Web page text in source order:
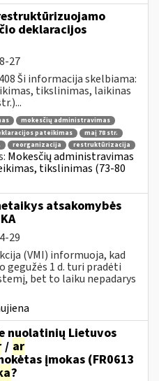
deklaracijos
27
Ši informacija skelbiama:
tikslinimas, laikinas
mokesčių administravimas
pateikimas
maį 78 str.
reorganizacija restruktūrizacija
Mokesčių administravimas
tikslinimas (73-80
atsakomybės
29
(VMI) informuoja, kad
gegužės 1 d. turi pradėti
bet to laiku nepadarys
nuolatinių Lietuvos
/ ar
įmokas (FR0613
?